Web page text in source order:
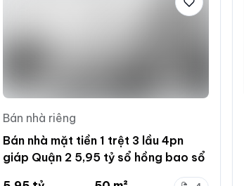
Bán nhà riêng
Bán nhà mặt tiền 1 trệt 3 lầu 4pn
giáp Quận 2 5,95 tỷ sổ hồng bao sổ